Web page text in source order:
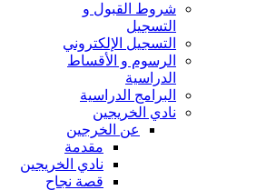
شروط القبول و
التسجيل
التسجيل الإلكتروني
الرسوم و الأقساط
الدراسية
البرامج الدراسية
نادي الخريجين
عن الخرجين
مقدمة
نادي الخريجين
قصة نجاح